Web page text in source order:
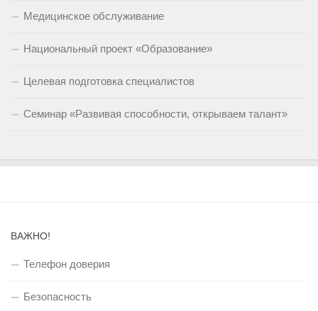
Медицинское обслуживание
Национальный проект «Образование»
Целевая подготовка специалистов
Семинар «Развивая способности, открываем талант»
ВАЖНО!
Телефон доверия
Безопасность